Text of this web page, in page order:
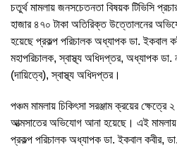
চতুর্থ মামলায় জনসচেতনতা বিষয়ক টিভিসি
হাজার ৪৭০ টাকা অতিরিক্ত উত্তোলনের
হয়েছে প্রকল্প পরিচালক অধ্যাপক ডা. ইকবাল
মহাপরিচালক, স্বাস্থ্য অধিদপ্তর, অধ্যাপক ডা.
(দায়িত্বে), স্বাস্থ্য অধিদপ্তর।
পঞ্চম মামলায় চিকিৎসা সরঞ্জাম ক্রয়ের
আত্মসাতের অভিযোগ আনা হয়েছে। এই মামলায়
প্রকল্প পরিচালক অধ্যাপক ডা. ইকবাল কবীর,